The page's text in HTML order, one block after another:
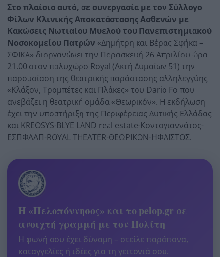
Στο πλαίσιο αυτό, σε συνεργασία με τον Σύλλογο
Φίλων Κλινικής Αποκατάστασης Ασθενών με
Κακώσεις Νωτιαίου Μυελού του Πανεπιστημιακού
Νοσοκομείου Πατρών «Δημήτρη και Βέρας Σφήκα –
ΣΦΙΚΑ» διοργανώνει την Παρασκευή 26 Απριλίου ώρα
21.00 στον πολυχώρο Royal (Ακτή Δυμαίων 51) την
παρουσίαση της θεατρικής παράστασης αλληλεγγύης
«Κλάξον, Τρομπέτες και Πλάκες» του Dario Fo που
ανεβάζει η θεατρική ομάδα «Θεωρικόν». Η εκδήλωση
έχει την υποστήριξη της Περιφέρειας Δυτικής Ελλάδας
και KREOSYS-BLYE LAND real estate-Κοντογιαννάτος-
ΕΣΠΦΑΑΠ-ROYAL THEATER-ΘΕΩΡΙΚΟΝ-ΗΦΑΙΣΤΟΣ.
Η «Πελοπόννησος» και το pelop.gr σε
ανοιχτή γραμμή με τον Πολίτη
Η φωνή σου έχει δύναμη – στείλε παράπονα,
καταγγελίες ή ιδέες για τη γειτονιά σου.